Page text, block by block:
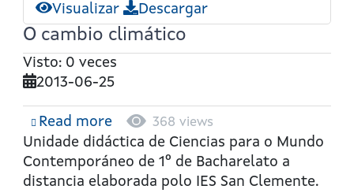
Visualizar Descargar
O cambio climático
Visto: 0 veces
2013-06-25
Read moreabout
O
cambio
climático
368 views
Unidade didáctica de Ciencias para o Mundo
Contemporáneo de 1º de Bacharelato a
distancia elaborada polo IES San Clemente.